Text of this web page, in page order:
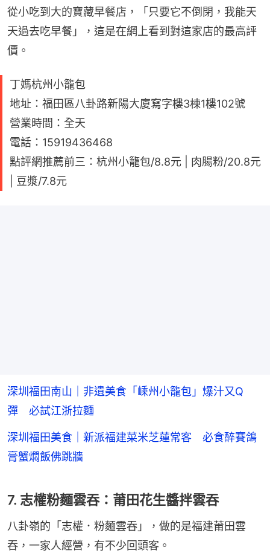
從小吃到大的寶藏早餐店，「只要它不倒閉，我能天
天過去吃早餐」，這是在網上看到對這家店的最高評
價。
丁媽杭州小籠包
地址：福田區八卦路新陽大廈寫字樓3棟1樓102號
營業時間：全天
電話：15919436468
點評網推薦前三：杭州小籠包/8.8元 | 肉腸粉/20.8元
| 豆漿/7.8元
深圳福田南山｜非遺美食「嵊州小籠包」爆汁又Q
彈 必試江浙拉麵
深圳福田美食｜新派福建菜米芝蓮常客 必食醉賽鴿
膏蟹燜飯佛跳牆
7. 志權粉麵雲吞：莆田花生醬拌雲吞
八卦嶺的「志權．粉麵雲吞」，做的是福建莆田雲
吞，一家人經營，有不少回頭客。